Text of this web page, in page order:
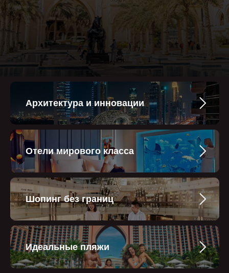
Архитектура и инновации
Отели мирового класса
Шопинг без границ
Идеальные пляжи